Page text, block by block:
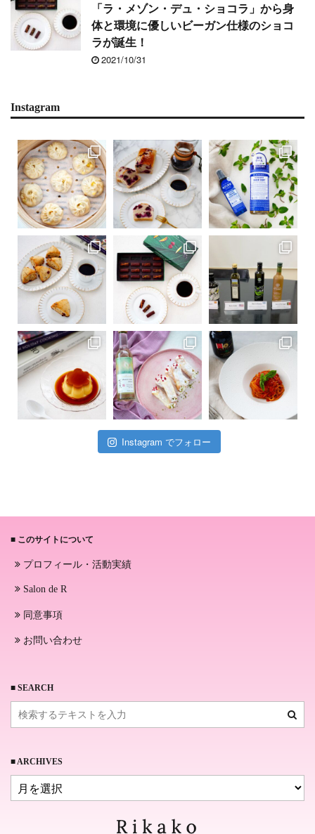
「ラ・メゾン・デュ・ショコラ」から身
体と環境に優しいビーガン仕様のショコ
ラが誕生！
2021/10/31
Instagram
Instagram でフォロー
■ このサイトについて
プロフィール・活動実績
Salon de R
同意事項
お問い合わせ
■ SEARCH
■ ARCHIVES